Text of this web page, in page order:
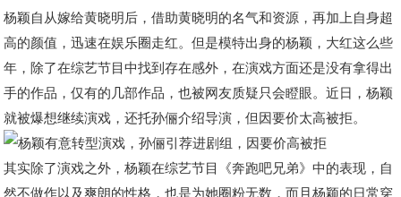
杨颖自从嫁给黄晓明后，借助黄晓明的名气和资源，再加上自身超
高的颜值，迅速在娱乐圈走红。但是模特出身的杨颖，大红这么些
年，除了在综艺节目中找到存在感外，在演戏方面还是没有拿得出
手的作品，仅有的几部作品，也被网友质疑只会瞪眼。近日，杨颖
就被爆想继续演戏，还托孙俪介绍导演，但因要价太高被拒。
其实除了演戏之外，杨颖在综艺节目《奔跑吧兄弟》中的表现，自
然不做作以及爽朗的性格，也是为她圈粉无数，而且杨颖的日常穿